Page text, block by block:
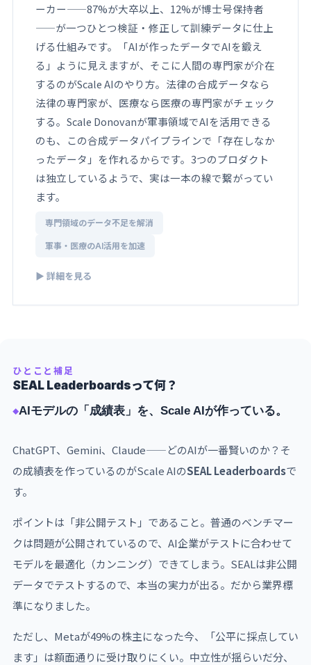
ーカー——87%が大卒以上、12%が博士号保持者
——が一つひとつ検証・修正して訓練データに仕上
げる仕組みです。「AIが作ったデータでAIを鍛え
る」ように見えますが、そこに人間の専門家が介在
するのがScale AIのやり方。法律の合成データなら
法律の専門家が、医療なら医療の専門家がチェック
する。Scale Donovanが軍事領域でAIを活用できる
のも、この合成データパイプラインで「存在しなか
ったデータ」を作れるからです。3つのプロダクト
は独立しているようで、実は一本の線で繋がってい
ます。
専門領域のデータ不足を解消
軍事・医療のAI活用を加速
▶ 詳細を見る
ひとこと補足
SEAL Leaderboardsって何？
AIモデルの「成績表」を、Scale AIが作っている。
ChatGPT、Gemini、Claude——どのAIが一番賢いのか？そ
の成績表を作っているのがScale AIのSEAL Leaderboardsで
す。
ポイントは「非公開テスト」であること。普通のベンチマー
クは問題が公開されているので、AI企業がテストに合わせて
モデルを最適化（カンニング）できてしまう。SEALは非公開
データでテストするので、本当の実力が出る。だから業界標
準になりました。
ただし、Metaが49%の株主になった今、「公平に採点してい
ます」は額面通りに受け取りにくい。中立性が揺らいだ分、